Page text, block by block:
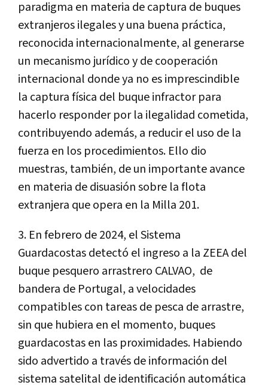
paradigma en materia de captura de buques
extranjeros ilegales y una buena práctica,
reconocida internacionalmente, al generarse
un mecanismo jurídico y de cooperación
internacional donde ya no es imprescindible
la captura física del buque infractor para
hacerlo responder por la ilegalidad cometida,
contribuyendo además, a reducir el uso de la
fuerza en los procedimientos. Ello dio
muestras, también, de un importante avance
en materia de disuasión sobre la flota
extranjera queopera en la Milla 201.
3. En febrero de 2024, el Sistema
Guardacostas detectó el ingreso a la ZEEA del
buque pesquero arrastrero CALVAO, de
bandera de Portugal, a velocidades
compatibles con tareas de pesca de arrastre,
sin que hubiera en el momento, buques
guardacostas en las proximidades. Habiendo
sido advertido a través de información del
sistema satelital de identificación automática